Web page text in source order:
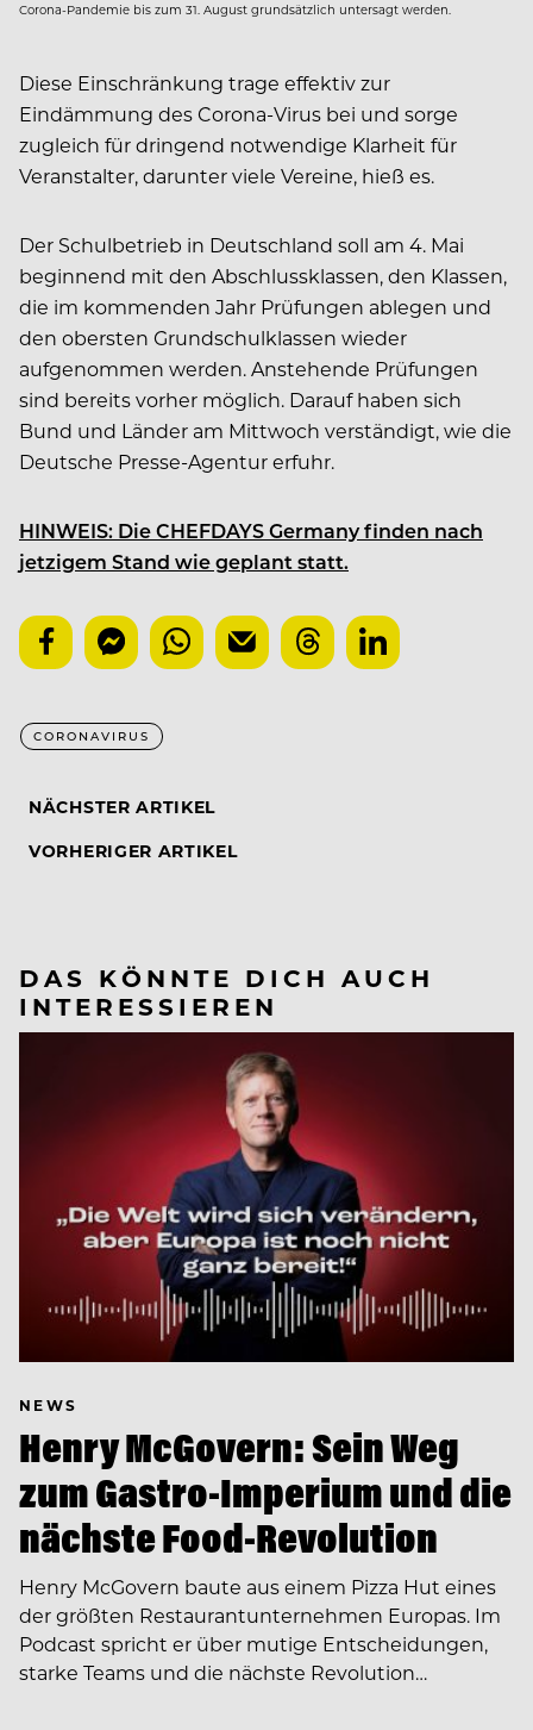
Corona-Pandemie bis zum 31. August grundsätzlich untersagt werden.
Diese Einschränkung trage effektiv zur
Eindämmung des Corona-Virus bei und sorge
zugleich für dringend notwendige Klarheit für
Veranstalter, darunter viele Vereine, hieß es.
Der Schulbetrieb in Deutschland soll am 4. Mai
beginnend mit den Abschlussklassen, den Klassen,
die im kommenden Jahr Prüfungen ablegen und
den obersten Grundschulklassen wieder
aufgenommen werden. Anstehende Prüfungen
sind bereits vorher möglich. Darauf haben sich
Bund und Länder am Mittwoch verständigt, wie die
Deutsche Presse-Agentur erfuhr.
HINWEIS: Die CHEFDAYS Germany finden nach
jetzigem Stand wie geplant statt.
CORONAVIRUS
NÄCHSTER ARTIKEL
VORHERIGER ARTIKEL
DAS KÖNNTE DICH AUCH
INTERESSIEREN
NEWS
Henry McGovern: Sein Weg
zum Gastro-Imperium und die
nächste Food-Revolution
Henry McGovern baute aus einem Pizza Hut eines
der größten Restaurantunternehmen Europas. Im
Podcast spricht er über mutige Entscheidungen,
starke Teams und die nächste Revolution…